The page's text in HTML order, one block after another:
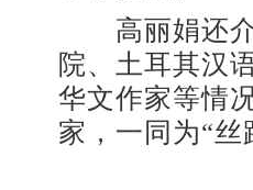
高丽娟还介
院、土耳其汉
华文作家等情
家，一同为“